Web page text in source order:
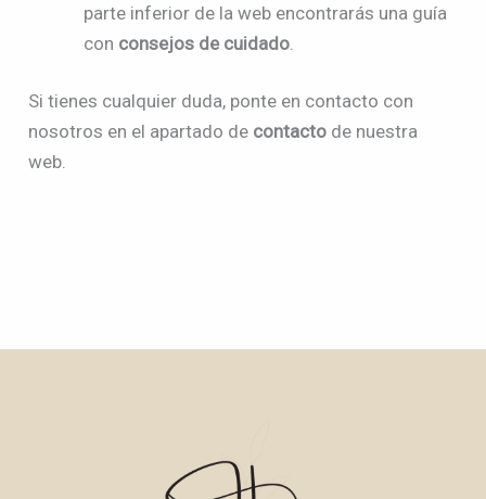
parte inferior de la web encontrarás una guía
con consejos de cuidado
Si tienes cualquier duda, ponte en contacto con
nosotros en el apartado de contacto de nuestra
web.